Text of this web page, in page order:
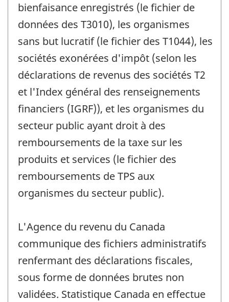
bienfaisance enregistrés (le fichier de
données des T3010), les organismes
sans but lucratif (le fichier des T1044), les
sociétés exonérées d'impôt (selon les
déclarations de revenus des sociétés T2
et l'Index général des renseignements
financiers (IGRF)), et les organismes du
secteur public ayant droit à des
remboursements de la taxe sur les
produits et services (le fichier des
remboursements de TPS aux
organismes du secteur public).
L'Agence du revenu du Canada
communique des fichiers administratifs
renfermant des déclarations fiscales,
sous forme de données brutes non
validées. Statistique Canada en effectue